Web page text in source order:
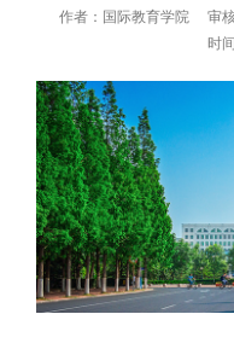
作者：国际教育学院 审
时